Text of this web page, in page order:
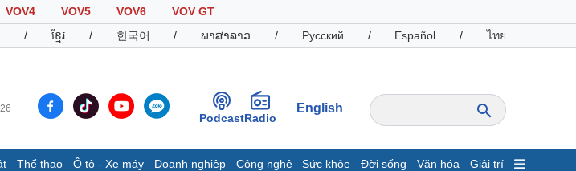
VOV4 VOV5 VOV6
VOV GT
/ ខ្មែរ / 한국어 / ພາສາລາວ / Русский / Español / ไทย
PodcastRadio
English
Thể thao Ô tô - Xe máy Doanh nghiệp Công nghệ Sức khỏe Đời sống Văn hóa Giải trí